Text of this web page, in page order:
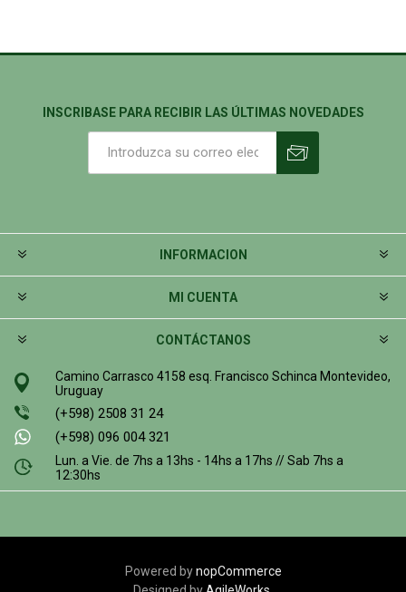
INSCRIBASE PARA RECIBIR LAS ÚLTIMAS NOVEDADES
INFORMACION
MI CUENTA
CONTÁCTANOS
Camino Carrasco 4158 esq. Francisco Schinca Montevideo,
Uruguay
(+598) 2508 31 24
(+598) 096 004 321
Lun. a Vie. de 7hs a 13hs - 14hs a 17hs // Sab 7hs a
12:30hs
Powered bynopCommerce